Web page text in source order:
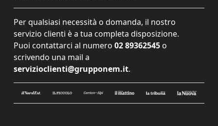
Per qualsiasi necessità o domanda, il nostro
servizio clienti è a tua completa disposizione.
Puoi contattarci al numero 02 89362545 o
scrivendo una mail a
servizioclienti@grupponem.it.